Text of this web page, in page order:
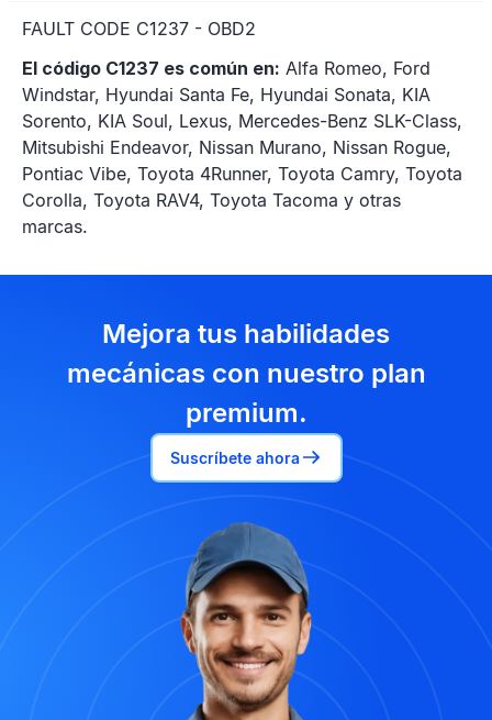
FAULT CODE C1237 - OBD2
El código C1237 es común en: Alfa Romeo, Ford
Windstar, Hyundai Santa Fe, Hyundai Sonata, KIA
Sorento, KIA Soul, Lexus, Mercedes-Benz SLK-Class,
Mitsubishi Endeavor, Nissan Murano, Nissan Rogue,
Pontiac Vibe, Toyota 4Runner, Toyota Camry, Toyota
Corolla, Toyota RAV4, Toyota Tacoma y otras
marcas.
Mejora tus habilidades
mecánicas con nuestro plan
premium.
Suscríbete ahora